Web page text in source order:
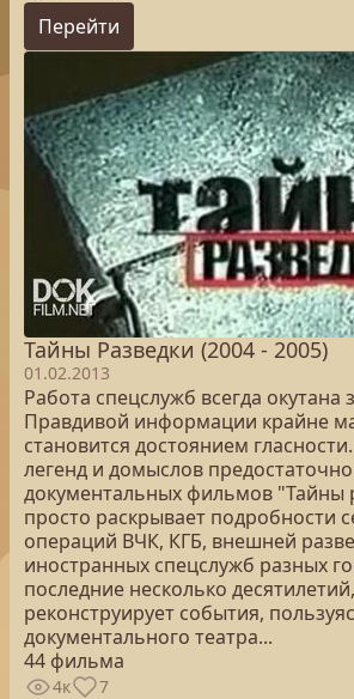
Перейти
Тайны Разведки (2004 - 2005)
01.02.2013
Работа спецслужб всегда окутана
Правдивой информации крайне
становится достоянием
легенд и домыслов
документальных фильмов "Тайны
просто раскрывает подробности
операций ВЧК, КГБ, внешней
иностранных спецслужб разных
последние несколько
реконструирует события,
документального театра...
44 фильма
4к 7